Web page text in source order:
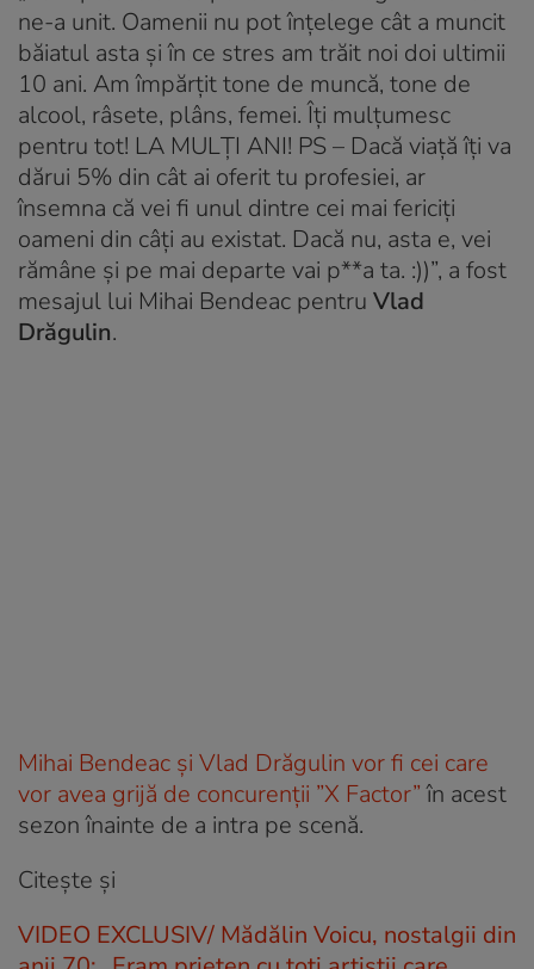
ne-a unit. Oamenii nu pot înțelege cât a muncit
băiatul asta și în ce stres am trăit noi doi ultimii
10 ani. Am împărțit tone de muncă, tone de
alcool, râsete, plâns, femei. Îți mulțumesc
pentru tot! LA MULȚI ANI! PS – Dacă viață îți va
dărui 5% din cât ai oferit tu profesiei, ar
însemna că vei fi unul dintre cei mai fericiți
oameni din câți au existat. Dacă nu, asta e, vei
rămâne și pe mai departe vai p**a ta. :))”, a fost
mesajul lui Mihai Bendeac pentru Vlad
Drăgulin.
Mihai Bendeac și Vlad Drăgulin vor fi cei care
vor avea grijă de concurenții ”X Factor”în acest
sezon înainte de a intra pe scenă.
Citește și
VIDEO EXCLUSIV/ Mădălin Voicu, nostalgii din